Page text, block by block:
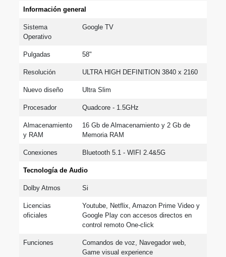
Información general
Sistema
Operativo
Google TV
Pulgadas 58"
Resolución ULTRA HIGH DEFINITION 3840 x 2160
Nuevo diseño Ultra Slim
Procesador Quadcore - 1.5GHz
Almacenamiento
y RAM
16 Gb de Almacenamiento y 2 Gb de
Memoria RAM
Conexiones Bluetooth 5.1 - WIFI 2.4&5G
Tecnología de Audio
Dolby Atmos Si
Licencias
oficiales
Youtube, Netflix, Amazon Prime Video y
Google Play con accesos directos en
control remoto One-click
Funciones
Comandos de voz, Navegador web,
Game visual experience